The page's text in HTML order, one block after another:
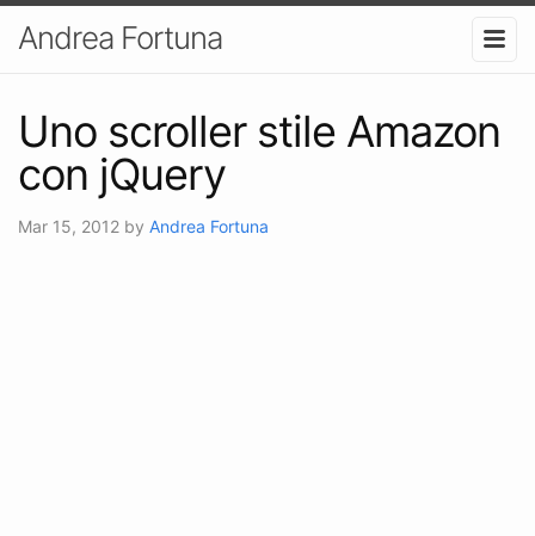
Andrea Fortuna
Uno scroller stile Amazon
con jQuery
Mar 15, 2012 by Andrea Fortuna